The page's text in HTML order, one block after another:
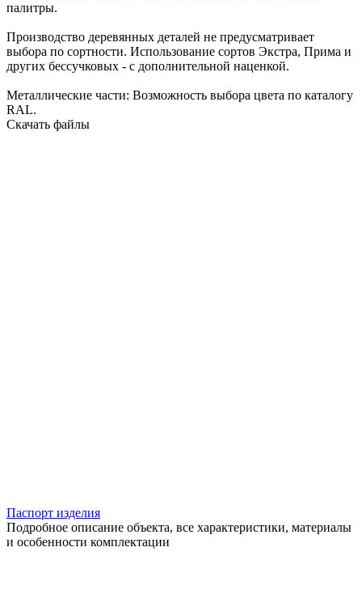
палитры.
Производство деревянных деталей не предусматривает
выбора по сортности. Использование сортов Экстра, Прима и
других бессучковых - с дополнительной наценкой.
Металлические части: Возможность выбора цвета по каталогу
RAL.
Скачать файлы
Паспорт изделия
Подробное описание объекта, все характеристики, материалы
и особенности комплектации